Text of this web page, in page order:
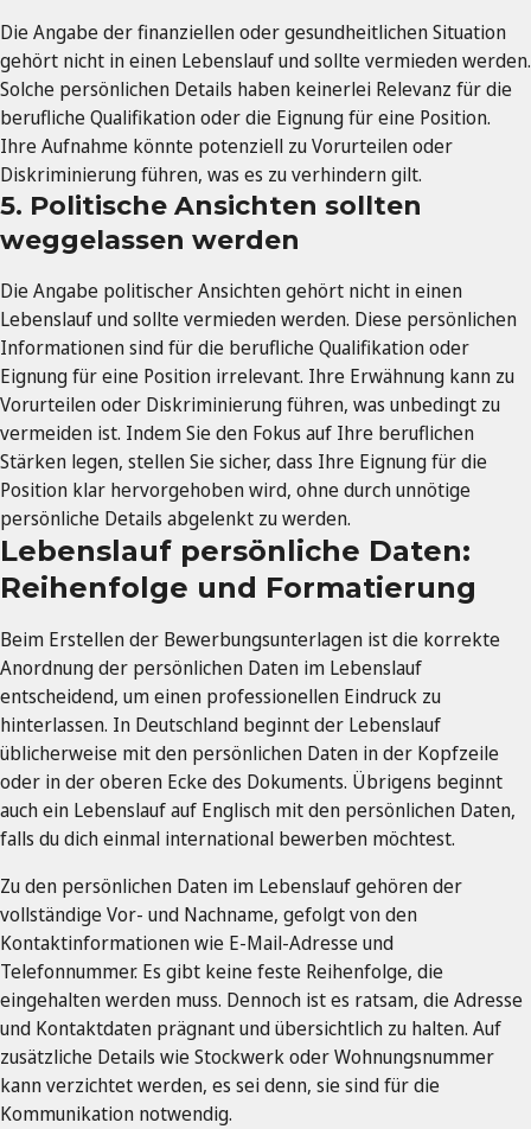
Die Angabe der finanziellen oder gesundheitlichen Situation
gehört nicht in einen Lebenslauf und sollte vermieden werden.
Solche persönlichen Details haben keinerlei Relevanz für die
berufliche Qualifikation oder die Eignung für eine Position.
Ihre Aufnahme könnte potenziell zu Vorurteilen oder
Diskriminierung führen, was es zu verhindern gilt.
5. Politische Ansichten sollten
weggelassen werden
Die Angabe politischer Ansichten gehört nicht in einen
Lebenslauf und sollte vermieden werden. Diese persönlichen
Informationen sind für die berufliche Qualifikation oder
Eignung für eine Position irrelevant. Ihre Erwähnung kann zu
Vorurteilen oder Diskriminierung führen, was unbedingt zu
vermeiden ist. Indem Sie den Fokus auf Ihre beruflichen
Stärken legen, stellen Sie sicher, dass Ihre Eignung für die
Position klar hervorgehoben wird, ohne durch unnötige
persönliche Details abgelenkt zu werden.
Lebenslauf persönliche Daten:
Reihenfolge und Formatierung
Beim Erstellen der Bewerbungsunterlagen ist die korrekte
Anordnung der persönlichen Daten im Lebenslauf
entscheidend, um einen professionellen Eindruck zu
hinterlassen. In Deutschland beginnt der Lebenslauf
üblicherweise mit den persönlichen Daten in der Kopfzeile
oder in der oberen Ecke des Dokuments. Übrigens beginnt
auch ein Lebenslauf auf Englisch mit den persönlichen Daten,
falls du dich einmal international bewerben möchtest.
Zu den persönlichen Daten im Lebenslauf gehören der
vollständige Vor- und Nachname, gefolgt von den
Kontaktinformationen wie E-Mail-Adresse und
Telefonnummer. Es gibt keine feste Reihenfolge, die
eingehalten werden muss. Dennoch ist es ratsam, die Adresse
und Kontaktdaten prägnant und übersichtlich zu halten. Auf
zusätzliche Details wie Stockwerk oder Wohnungsnummer
kann verzichtet werden, es sei denn, sie sind für die
Kommunikation notwendig.